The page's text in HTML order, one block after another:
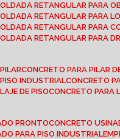
RETANGULAR PARA
RETANGULAR PARA
RETANGULAR PARA
RETANGULAR PARA
CONCRETO PARA PILAR
PISO INDUSTRIAL
CONCRETO
DE PISO CONCRETO PARA
PRONTO CONCRETO
PARA PISO INDUSTRIAL